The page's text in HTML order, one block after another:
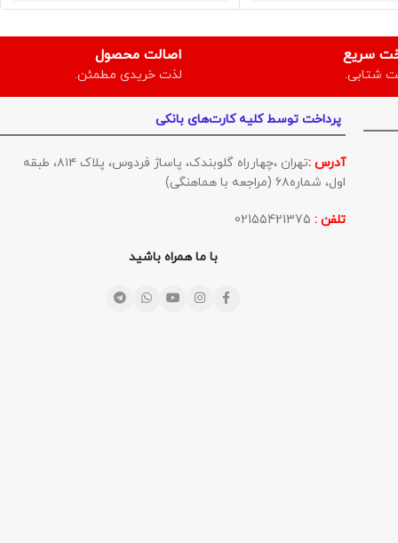
سریع
شتابی.
اصالت محصول
لذت خریدی مطمئن.
پرداخت توسط کلیه کارت‌های بانکی
آدرس :
تهران ،چهارراه گلوبندک، پاساژ فردوس، پلاک ۸۱۴، طبقه
اول، شماره۶۸ (مراجعه با هماهنگی)
تلفن :
با ما همراه باشید